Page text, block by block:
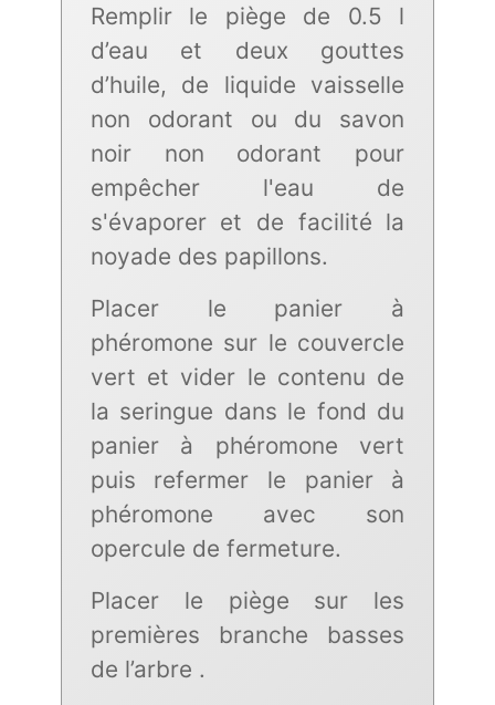
Remplir le piège de 0.5 l
d’eau et deux gouttes
d’huile, de liquide vaisselle
non odorant ou du savon
noir non odorant pour
empêcher l'eau de
s'évaporer et de facilité la
noyade des papillons.
Placer le panier à
phéromone sur le couvercle
vert et vider le contenu de
la seringue dans le fond du
panier à phéromone vert
puis refermer le panier à
phéromone avec son
opercule de fermeture.
Placer le piège sur les
premières branche basses
de l’arbre .